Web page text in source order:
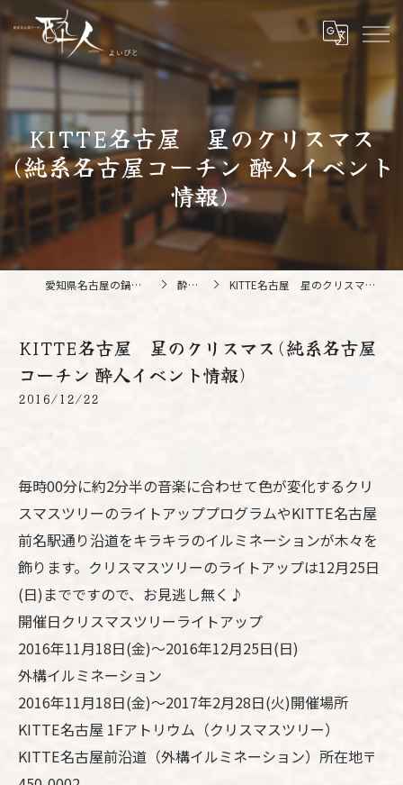
KITTE名古屋 星のクリスマス
(純系名古屋コーチン 酔人イベント
情報)
愛知県名古屋の鍋なら純系名古屋コーチン 酔人 酔人ブログ KITTE名古屋 星のクリスマス(純系名古屋コーチン 酔人イベント情報)
KITTE名古屋 星のクリスマス(純系名古屋
コーチン 酔人イベント情報)
2016/12/22
毎時00分に約2分半の音楽に合わせて色が変化するクリ
スマスツリーのライトアッププログラムやKITTE名古屋
前名駅通り沿道をキラキラのイルミネーションが木々を
飾ります。クリスマスツリーのライトアップは12月25日
(日)までですので、お見逃し無く♪
開催日クリスマスツリーライトアップ
2016年11月18日(金)～2016年12月25日(日)
外構イルミネーション
2016年11月18日(金)～2017年2月28日(火)開催場所
KITTE名古屋 1Fアトリウム（クリスマスツリー）
KITTE名古屋前沿道（外構イルミネーション）所在地〒